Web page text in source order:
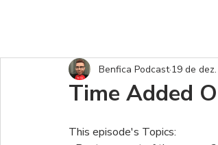
Time Added
Benfica Podcast 19 de
This episode's Topics: